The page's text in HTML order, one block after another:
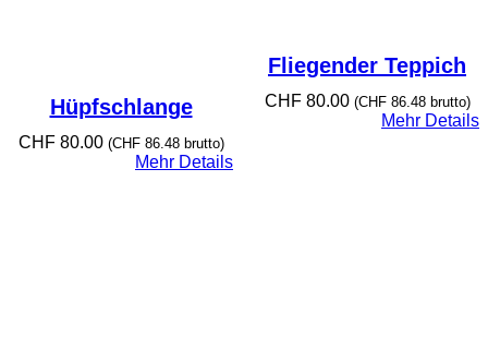
Hüpfschlange
CHF80.00 (CHF86.48brutto)
Mehr Details
Fliegender Teppich
CHF80.00 (CHF86.48brutto)
Mehr Details